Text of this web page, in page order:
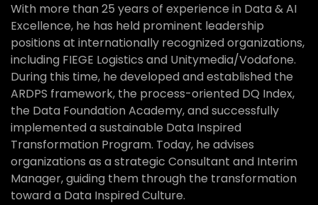
With more than 25 years of experience in Data & AI
Excellence, he has held prominent leadership
positions at internationally recognized organizations,
including FIEGE Logistics and Unitymedia/Vodafone.
During this time, he developed and established the
ARDPS framework, the process-oriented DQ Index,
the Data Foundation Academy, and successfully
implemented a sustainable Data Inspired
Transformation Program. Today, he advises
organizations as a strategic Consultant and Interim
Manager, guiding them through the transformation
toward a Data Inspired Culture.